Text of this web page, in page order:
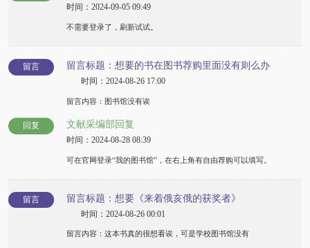
时间：2024-09-05 09:49
不需要登录了，刷新试试。
留言 留言标题：想要的书在图书荐购里面没有则么办
时间：2024-08-26 17:00
留言内容：图书馆没有诶
回复 文献采编部回复
时间：2024-08-28 08:39
可在官网登录“我的图书馆”，在右上角有自由荐购可以填写。
留言 留言标题：想要《来着俄亥俄的获奖者》
时间：2024-08-26 00:01
留言内容：这本书真的很想看诶，可是学校图书馆没有